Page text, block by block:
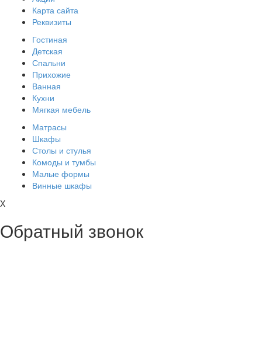
Карта сайта
Реквизиты
Гостиная
Детская
Спальни
Прихожие
Ванная
Кухни
Мягкая мебель
Матрасы
Шкафы
Столы и стулья
Комоды и тумбы
Малые формы
Винные шкафы
X
Обратный звонок